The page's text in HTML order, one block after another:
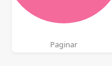
Paginar